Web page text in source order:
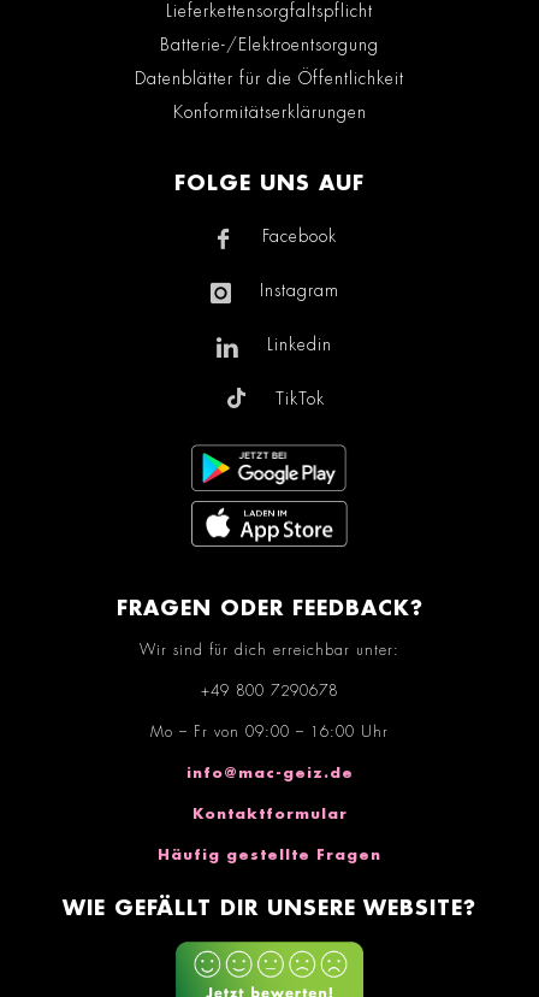
Lieferkettensorgfaltspflicht
Batterie-/Elektroentsorgung
Datenblätter für die Öffentlichkeit
Konformitätserklärungen
FOLGE UNS AUF
Facebook
Instagram
Linkedin
TikTok
FRAGEN ODER FEEDBACK?
Wir sind für dich erreichbar unter:
+49 800 7290678
Mo – Fr von 09:00 – 16:00 Uhr
info@mac-geiz.de
Kontaktformular
Häufig gestellte Fragen
WIE GEFÄLLT DIR UNSERE WEBSITE?